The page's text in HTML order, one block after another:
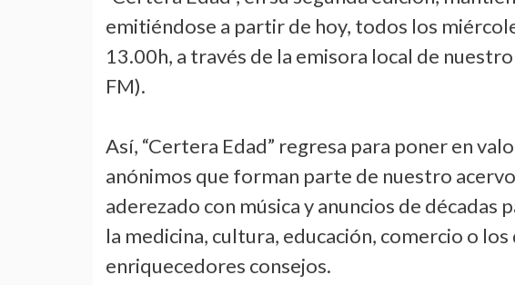
emitiéndose a partir de hoy, todos los
13.00h, a través de la emisora local de
FM).
Así, “Certera Edad” regresa para poner en
anónimos que forman parte de nuestro
aderezado con música y anuncios de
la medicina, cultura, educación, comercio o
enriquecedores consejos.